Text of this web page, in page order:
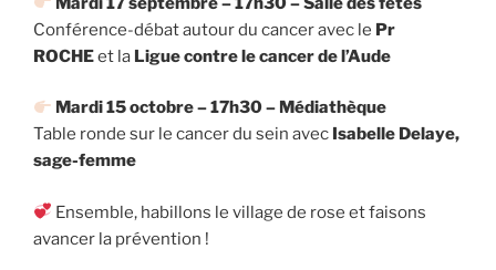
Conférence-débat autour du cancer avec le Pr
ROCHEet la Ligue contre le cancer de l’Aude
Mardi 15 octobre – 17h30 – Médiathèque
Table ronde sur le cancer du sein avec Isabelle Delaye,
sage-femme
Ensemble, habillons le village de rose et faisons
avancer la prévention !